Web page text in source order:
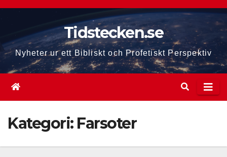
Hoppa
innehåll
Tidstecken.se
Nyheter ur ett Bibliskt och Profetiskt Perspektiv
Kategori: Farsoter